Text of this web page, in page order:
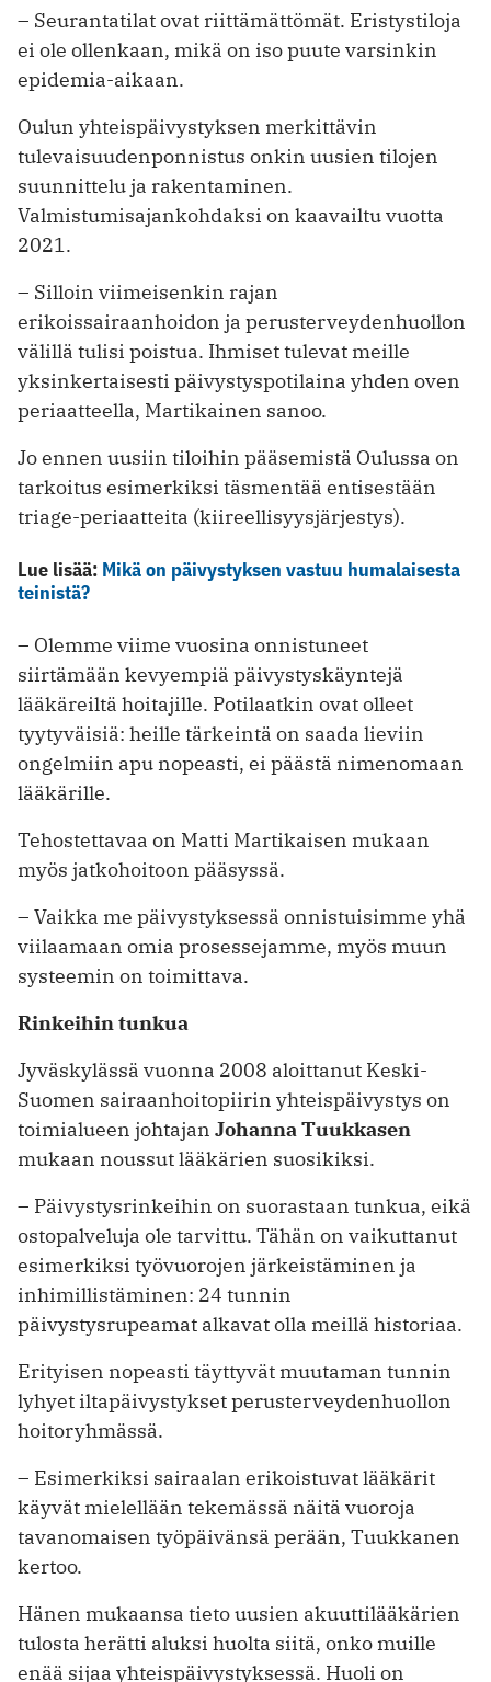
– Seurantatilat ovat riittämättömät. Eristystiloja
ei ole ollenkaan, mikä on iso puute varsinkin
epidemia-aikaan.
Oulun yhteispäivystyksen merkittävin
tulevaisuudenponnistus onkin uusien tilojen
suunnittelu ja rakentaminen.
Valmistumisajankohdaksi on kaavailtu vuotta
2021.
– Silloin viimeisenkin rajan
erikoissairaanhoidon ja perusterveydenhuollon
välillä tulisi poistua. Ihmiset tulevat meille
yksinkertaisesti päivystyspotilaina yhden oven
periaatteella, Martikainen sanoo.
Jo ennen uusiin tiloihin pääsemistä Oulussa on
tarkoitus esimerkiksi täsmentää entisestään
triage-periaatteita (kiireellisyysjärjestys).
Lue lisää: Mikä on päivystyksen vastuu humalaisesta
teinistä?
– Olemme viime vuosina onnistuneet
siirtämään kevyempiä päivystyskäyntejä
lääkäreiltä hoitajille. Potilaatkin ovat olleet
tyytyväisiä: heille tärkeintä on saada lieviin
ongelmiin apu nopeasti, ei päästä nimenomaan
lääkärille.
Tehostettavaa on Matti Martikaisen mukaan
myös jatkohoitoon pääsyssä.
– Vaikka me päivystyksessä onnistuisimme yhä
viilaamaan omia prosessejamme, myös muun
systeemin on toimittava.
Rinkeihin tunkua
Jyväskylässä vuonna 2008 aloittanut Keski-
Suomen sairaanhoitopiirin yhteispäivystys on
toimialueen johtajan Johanna Tuukkasen
mukaan noussut lääkärien suosikiksi.
– Päivystysrinkeihin on suorastaan tunkua, eikä
ostopalveluja ole tarvittu. Tähän on vaikuttanut
esimerkiksi työvuorojen järkeistäminen ja
inhimillistäminen: 24 tunnin
päivystysrupeamat alkavat olla meillä historiaa.
Erityisen nopeasti täyttyvät muutaman tunnin
lyhyet iltapäivystykset perusterveydenhuollon
hoitoryhmässä.
– Esimerkiksi sairaalan erikoistuvat lääkärit
käyvät mielellään tekemässä näitä vuoroja
tavanomaisen työpäivänsä perään, Tuukkanen
kertoo.
Hänen mukaansa tieto uusien akuuttilääkärien
tulosta herätti aluksi huolta siitä, onko muille
enää sijaa yhteispäivystyksessä. Huoli on